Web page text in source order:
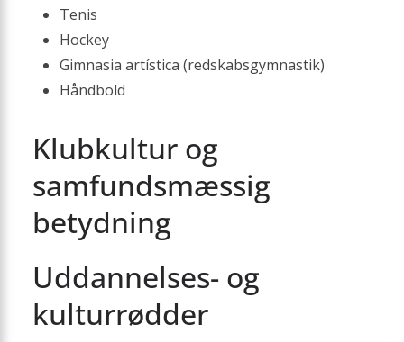
Tenis
Hockey
Gimnasia artística (redskabsgymnastik)
Håndbold
Klubkultur og
samfundsmæssig
betydning
Uddannelses- og
kulturrødder